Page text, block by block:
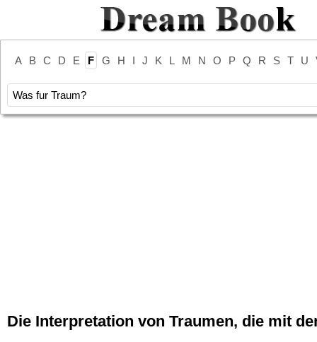
A B C D E F G H I J K L M N O P Q R S T U
Die Interpretation von Traumen, die mit